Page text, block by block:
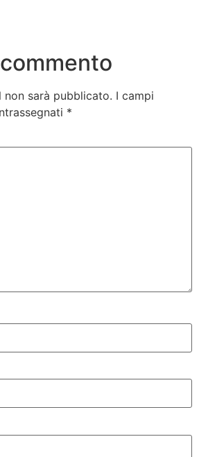
sarà pubblicato. I campi
*